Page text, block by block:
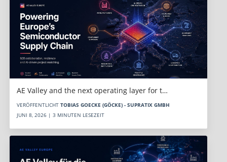
AE Valley and the next operating layer for t…
VERÖFFENTLICHT TOBIAS GOECKE (GÖCKE) - SUPRATIX GMBH
JUNI 8, 2026 | 3 MINUTEN LESEZEIT